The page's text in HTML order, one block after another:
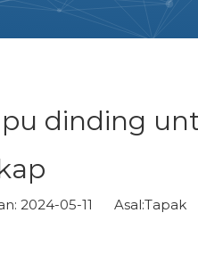
dinding
2024-05-11 Asal:Tapak